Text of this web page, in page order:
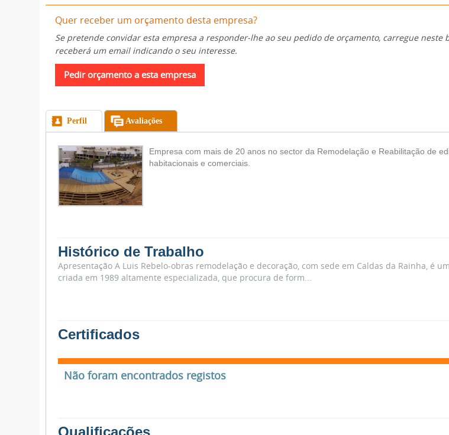
Quer receber um orçamento desta empresa?
Se pretende convidar esta empresa a responder-lhe ao seu pedido de orçamento, carregue neste
receberá um email indicando o seu interesse.
Perfil Avaliações
Empresa com mais de 20 anos no sector da Remodelação e Reabilitação de
habitacionais e comerciais.
Histórico de Trabalho
Apresentação A Luis Rebelo-obras remodelação e decoração, com sede em Caldas da Rainha, é
criada em 1989 altamente especializada, que procura de form...
Certificados
Não foram encontrados registos
Qualificações